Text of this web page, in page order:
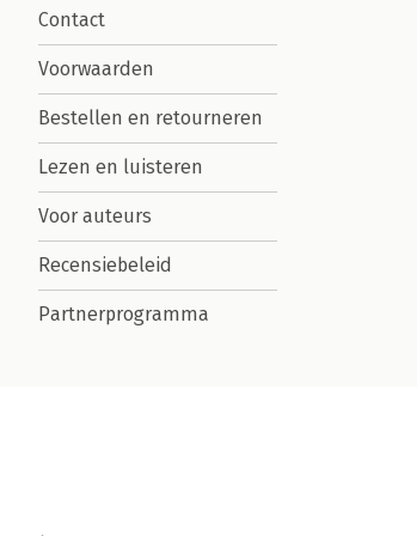
Contact
Voorwaarden
Bestellen en retourneren
Lezen en luisteren
Voor auteurs
Recensiebeleid
Partnerprogramma